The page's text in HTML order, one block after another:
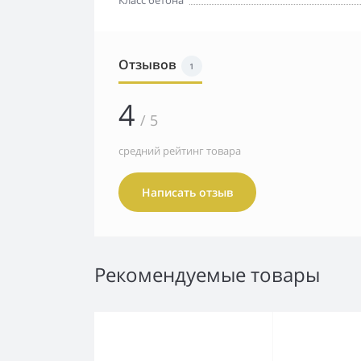
Отзывов 1
4 / 5
средний рейтинг товара
Написать отзыв
Рекомендуемые товары